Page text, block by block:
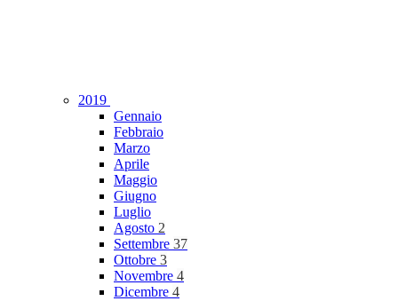
2019
Gennaio
Febbraio
Marzo
Aprile
Maggio
Giugno
Luglio
Agosto 2
Settembre 37
Ottobre 3
Novembre 4
Dicembre 4